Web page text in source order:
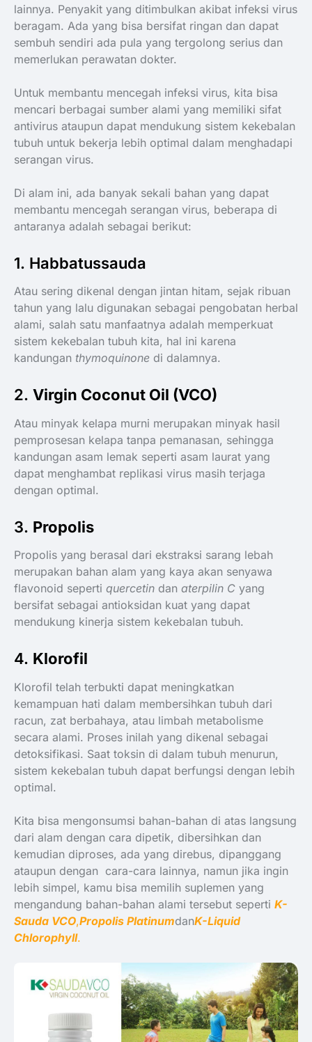
lainnya. Penyakit yang ditimbulkan akibat infeksi virus
beragam. Ada yang bisa bersifat ringan dan dapat
sembuh sendiri ada pula yang tergolong serius dan
memerlukan perawatan dokter.
Untuk membantu mencegah infeksi virus, kita bisa
mencari berbagai sumber alami yang memiliki sifat
antivirus ataupun dapat mendukung sistem kekebalan
tubuh untuk bekerja lebih optimal dalam menghadapi
serangan virus.
Di alam ini, ada banyak sekali bahan yang dapat
membantu mencegah serangan virus, beberapa di
antaranya adalah sebagai berikut:
1. Habbatussauda
Atau sering dikenal dengan jintan hitam, sejak ribuan
tahun yang lalu digunakan sebagai pengobatan herbal
alami, salah satu manfaatnya adalah memperkuat
sistem kekebalan tubuh kita, hal ini karena
kandungan thymoquinone di dalamnya.
​2. Virgin Coconut Oil (VCO)
Atau minyak kelapa murni merupakan minyak hasil
pemprosesan kelapa tanpa pemanasan, sehingga
kandungan asam lemak seperti asam laurat yang
dapat menghambat replikasi virus masih terjaga
dengan optimal.
​3. Propolis
Propolis yang berasal dari ekstraksi sarang lebah
merupakan bahan alam yang kaya akan senyawa
flavonoid seperti quercetin dan aterpilin C yang
bersifat sebagai antioksidan kuat yang dapat
mendukung kinerja sistem kekebalan tubuh.
​4. Klorofil
Klorofil telah terbukti dapat meningkatkan
kemampuan hati dalam membersihkan tubuh dari
racun, zat berbahaya, atau limbah metabolisme
secara alami. Proses inilah yang dikenal sebagai
detoksifikasi. Saat toksin di dalam tubuh menurun,
sistem kekebalan tubuh dapat berfungsi dengan lebih
optimal.
Kita bisa mengonsumsi bahan-bahan di atas langsung
dari alam dengan cara dipetik, dibersihkan dan
kemudian diproses, ada yang direbus, dipanggang
ataupun dengan cara-cara lainnya, namun jika ingin
lebih simpel, kamu bisa memilih suplemen yang
mengandung bahan-bahan alami tersebut seperti K-
Sauda VCO,Propolis PlatinumdanK-Liquid
Chlorophyll.